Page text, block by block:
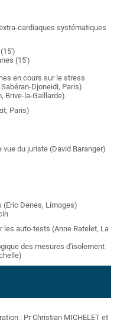
cardiaques systématiques
(15')
en cours sur le stress
Djoneidi, Paris)
Brive-la-Gaillarde)
Paris)
du juriste (David Baranger)
Denes, Limoges)
les auto-tests (Anne Ratelet, La
des mesures d'isolement
: Pr Christian MICHELET et